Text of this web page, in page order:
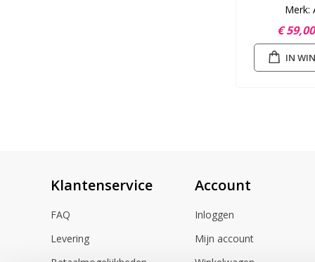
Merk:
€ 59,00
IN
Klantenservice
FAQ
Levering
Account
Inloggen
Mijn account